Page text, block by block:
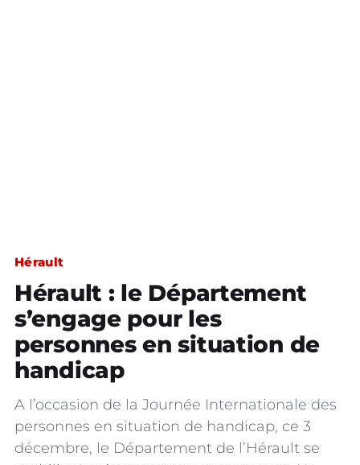
Hérault
Hérault : le Département
s’engage pour les
personnes en situation de
handicap
A l’occasion de la Journée Internationale des
personnes en situation de handicap, ce 3
décembre, le Département de l’Hérault se